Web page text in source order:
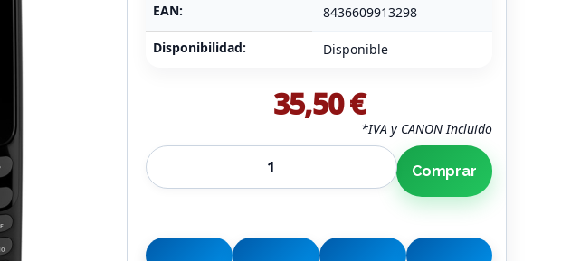
EAN: 8436609913298
Disponibilidad: Disponible
35,50 €
*IVA y CANON Incluido
Comprar